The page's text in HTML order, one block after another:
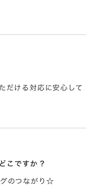
だける対応に安心して
こですか？
グのつながり☆